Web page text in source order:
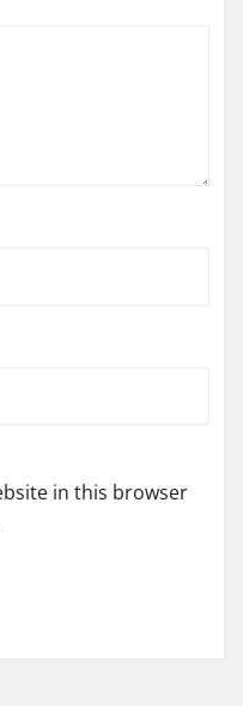
in this browser